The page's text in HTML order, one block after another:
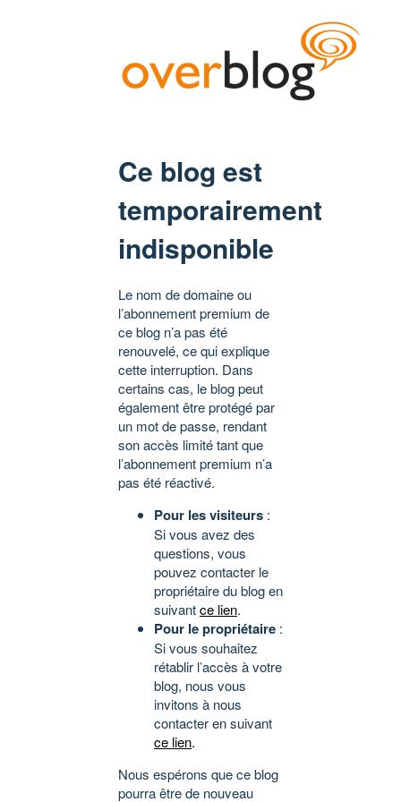
Ce blog est
temporairement
indisponible
Le nom de domaine ou
l’abonnement premium de
ce blog n’a pas été
renouvelé, ce qui explique
cette interruption. Dans
certains cas, le blog peut
également être protégé par
un mot de passe, rendant
son accès limité tant que
l’abonnement premium n’a
pas été réactivé.
Pour les visiteurs :
Si vous avez des
questions, vous
pouvez contacter le
propriétaire du blog en
suivantce lien.
Pour le propriétaire :
Si vous souhaitez
rétablir l’accès à votre
blog, nous vous
invitons à nous
contacter en suivant
ce lien.
Nous espérons que ce blog
pourra être de nouveau